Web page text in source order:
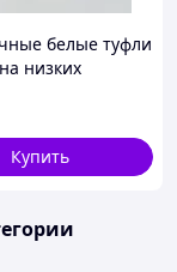
белые туфли
низких
Купить